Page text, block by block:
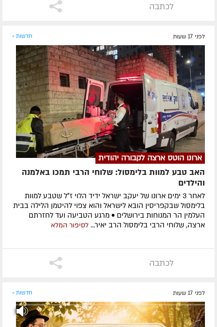
לכתבה
לפני 17 שעות חדשות »
ארונו הוטס ארצה לקבורה יהודית
האב טבע למוות בלימסול: שלוחי הרבי תמכו באלמנה
והילדים
לאחר 3 ימים ארונו של יעקב ישראל ידיד הלוי ז״ל שטבע למוות
בלימסול שבקפריסין הובא לישראל והוא צפוי להיטמן הלילה בבית
העלמין הר המנוחות בירושלים • מרגע הטביעה ועד לחזרתם
ארצה, שלוחי הרבי בלימסול הרב יאיר... לסיפור המלא
לכתבה
לפני 17 שעות חדשות »